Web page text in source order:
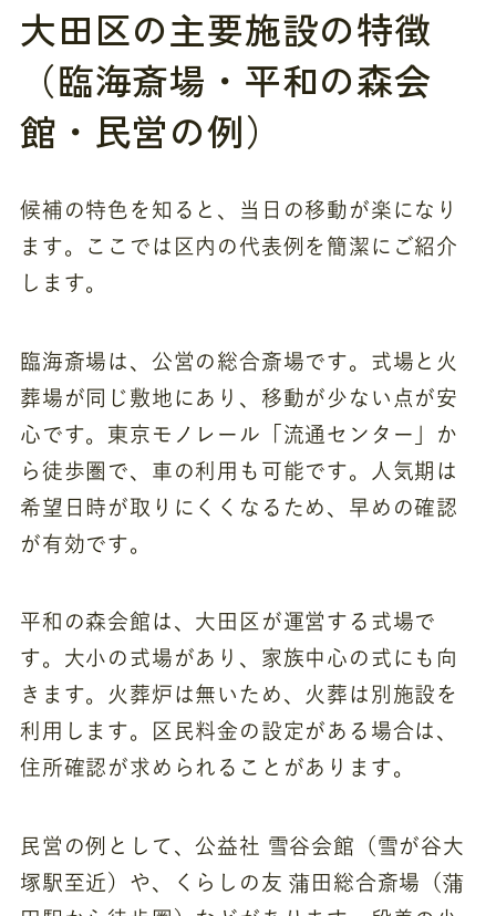
大田区の主要施設の特徴
（臨海斎場・平和の森会
館・民営の例）
候補の特色を知ると、当日の移動が楽になり
ます。ここでは区内の代表例を簡潔にご紹介
します。
臨海斎場は、公営の総合斎場です。式場と火
葬場が同じ敷地にあり、移動が少ない点が安
心です。東京モノレール「流通センター」か
ら徒歩圏で、車の利用も可能です。人気期は
希望日時が取りにくくなるため、早めの確認
が有効です。
平和の森会館は、大田区が運営する式場で
す。大小の式場があり、家族中心の式にも向
きます。火葬炉は無いため、火葬は別施設を
利用します。区民料金の設定がある場合は、
住所確認が求められることがあります。
民営の例として、公益社 雪谷会館（雪が谷大
塚駅至近）や、くらしの友 蒲田総合斎場（蒲